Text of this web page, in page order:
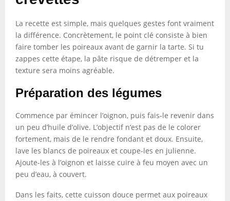
La recette est simple, mais quelques gestes font vraiment
la différence. Concrètement, le point clé consiste à bien
faire tomber les poireaux avant de garnir la tarte. Si tu
zappes cette étape, la pâte risque de détremper et la
texture sera moins agréable.
Préparation des légumes
Commence par émincer l’oignon, puis fais-le revenir dans
un peu d’huile d’olive. L’objectif n’est pas de le colorer
fortement, mais de le rendre fondant et doux. Ensuite,
lave les blancs de poireaux et coupe-les en julienne.
Ajoute-les à l’oignon et laisse cuire à feu moyen avec un
peu d’eau, à couvert.
Dans les faits, cette cuisson douce permet aux poireaux